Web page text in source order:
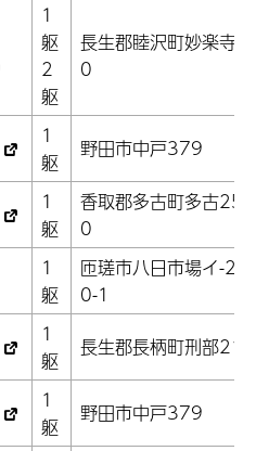
1
躯
2
躯
長生郡睦沢町妙楽寺
0
1
躯
野田市中戸379
1
躯
香取郡多古町多古255
0
1
躯
匝瑳市八日市場イ-
0-1
1
躯
長生郡長柄町刑部216
1
躯
野田市中戸379